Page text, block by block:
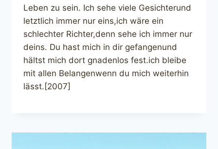
Leben zu sein. Ich sehe viele Gesichterund
letztlich immer nur eins,ich wäre ein
schlechter Richter,denn sehe ich immer nur
deins. Du hast mich in dir gefangenund
hältst mich dort gnadenlos fest.ich bleibe
mit allen Belangenwenn du mich weiterhin
lässt.[2007]